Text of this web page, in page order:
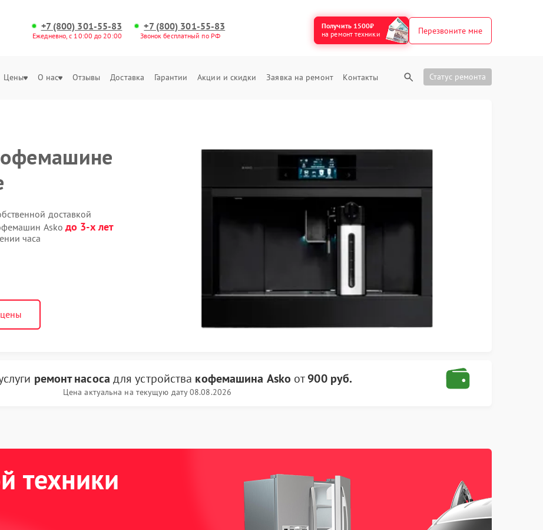
+7 (800) 301-55-83
Ежедневно, с 10:00 до 20:00
+7 (800) 301-55-83
Звонок бесплатный по РФ
Получить 1500₽
на ремонт техники
Перезвоните мне
Цены О нас Отзывы Доставка Гарантии Акции и скидки Заявка на ремонт Контакты Статус ремонта
доставкой
Asko до 3-х лет
часа
ремонт насоса для устройства кофемашина Asko от900 руб.
Цена актуальна на текущую дату 08.08.2026
техники